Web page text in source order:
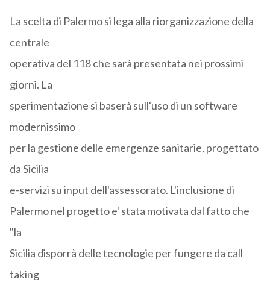
La scelta di Palermo si lega alla riorganizzazione della
centrale
operativa del 118 che sarà presentata nei prossimi
giorni. La
sperimentazione si baserà sull'uso di un software
modernissimo
per la gestione delle emergenze sanitarie, progettato
da Sicilia
e-servizi su input dell'assessorato. L'inclusione di
Palermo nel progetto e' stata motivata dal fatto che
"la
Sicilia disporrà delle tecnologie per fungere da call
taking